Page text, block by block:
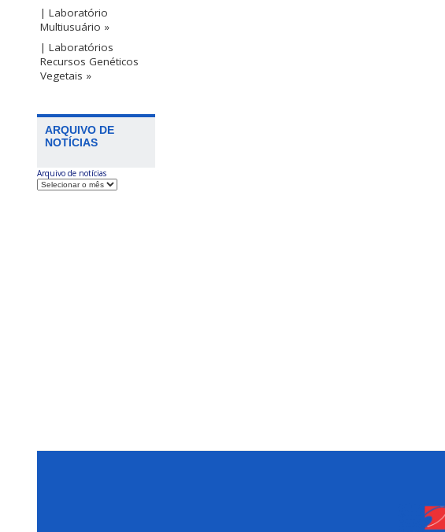
| Laboratório
Multiusuário »
| Laboratórios
Recursos Genéticos
Vegetais »
ARQUIVO DE
NOTÍCIAS
Arquivo de notícias